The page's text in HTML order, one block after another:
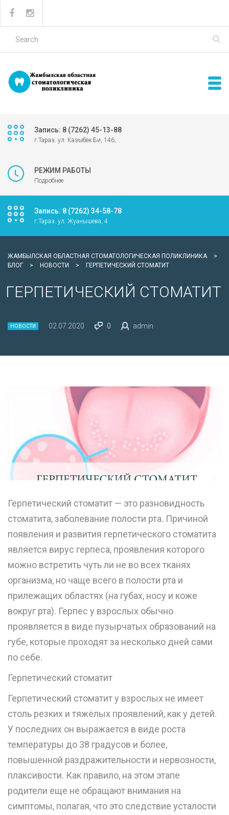
Запись: 8 (7262) 45-13-88
г.Тараз. ул. Казыбек Би, 146;
РЕЖИМ РАБОТЫ
Подробнее
Запись: 8 (7262) 34-58-78
г.Тараз. ул. Жуанышева, 4
ЖАМБЫЛСКАЯ ОБЛАСТНАЯ СТОМАТОЛОГИЧЕСКАЯ ПОЛИКЛИНИКА
>
БЛОГ
> НОВОСТИ > ГЕРПЕТИЧЕСКИЙ СТОМАТИТ
ГЕРПЕТИЧЕСКИЙ СТОМАТИТ
НОВОСТИ 02.07.2020 0 admin
Герпетический стоматит — это разновидность
стоматита, заболевание полости рта. Причиной
появления и развития герпетического стоматита
является вирус герпеса, проявления которого
можно встретить чуть ли не во всех тканях
организма, но чаще всего в полости рта и
прилежащих областях (на губах, носу и коже
вокруг рта). Герпес у взрослых обычно
проявляется в виде пузырчатых образований на
губе, которые проходят за несколько дней сами
по себе.
Герпетический стоматит
Герпетический стоматит у взрослых не имеет
столь резких и тяжёлых проявлений, как у детей.
У последних он выражается в виде роста
температуры до 38 градусов и более,
повышенной раздражительности и нервозности,
плаксивости. Как правило, на этом этапе
родители еще не обращают внимания на
симптомы, полагая, что это следствие усталости